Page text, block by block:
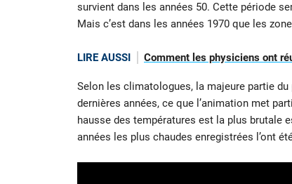
survient dans les années 50. Cette période
Mais c’est dans les années 1970 que les
LIRE AUSSI Comment les physiciens ont
Selon les climatologues, la majeure partie
dernières années, ce que l’animation met
hausse des températures est la plus brutale
années les plus chaudes enregistrées l’ont